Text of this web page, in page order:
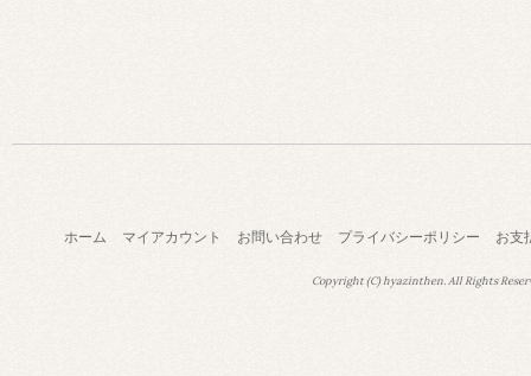
ホーム マイアカウント お問い合わせ プライバシーポリシー お支
Copyright (C) hyazinthen. All Rights